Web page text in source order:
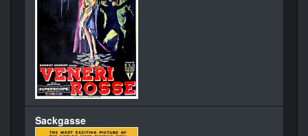
Sackgasse